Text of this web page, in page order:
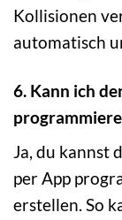
Kollisionen
automatisch
6. Kann ich
Ja, du kannst
per App
erstellen. So